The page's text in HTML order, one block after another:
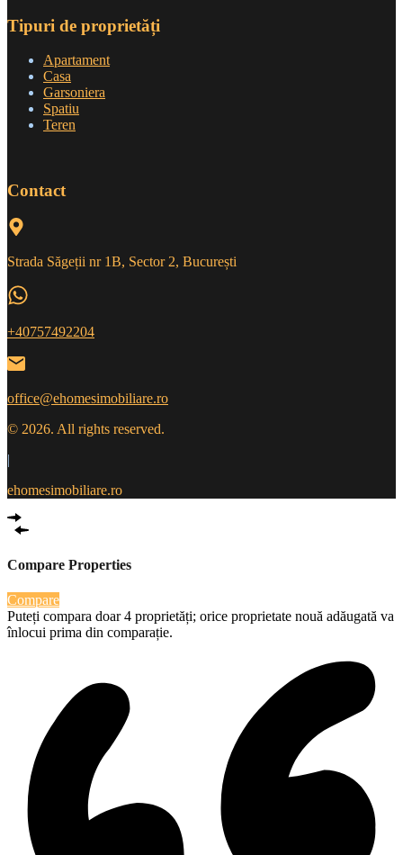
Tipuri de proprietăți
Apartament
Casa
Garsoniera
Spatiu
Teren
Contact
Strada Săgeții nr 1B, Sector 2, București
+40757492204
office@ehomesimobiliare.ro
© 2026. All rights reserved.
|
ehomesimobiliare.ro
Compare Properties
Compare
Puteți compara doar 4 proprietăți; orice proprietate nouă adăugată va
înlocui prima din comparație.